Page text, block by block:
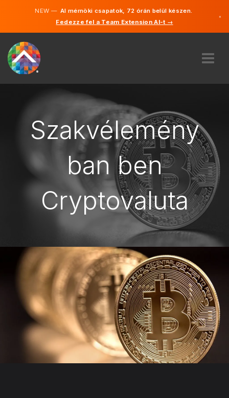
NEW —AI mérnöki csapatok, 72 órán belül készen.
Fedezze fel a Team Extension AI-t →
×
KARRIER
MAGYARORSZÁG
FOGJ NEKI
Szakvélemény
ban ben
Cryptovaluta